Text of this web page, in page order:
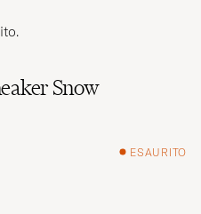
Snow
ESAURITO